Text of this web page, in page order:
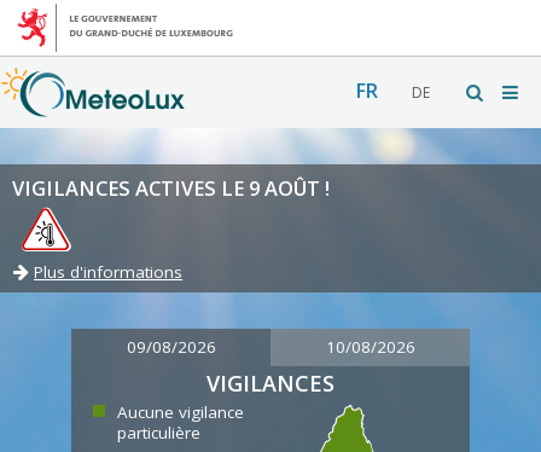
FR DE
VIGILANCES ACTIVES LE 9 AOÛT !
Plus d'informations
09/08/2026 10/08/2026
VIGILANCES
Aucune vigilance
particulière